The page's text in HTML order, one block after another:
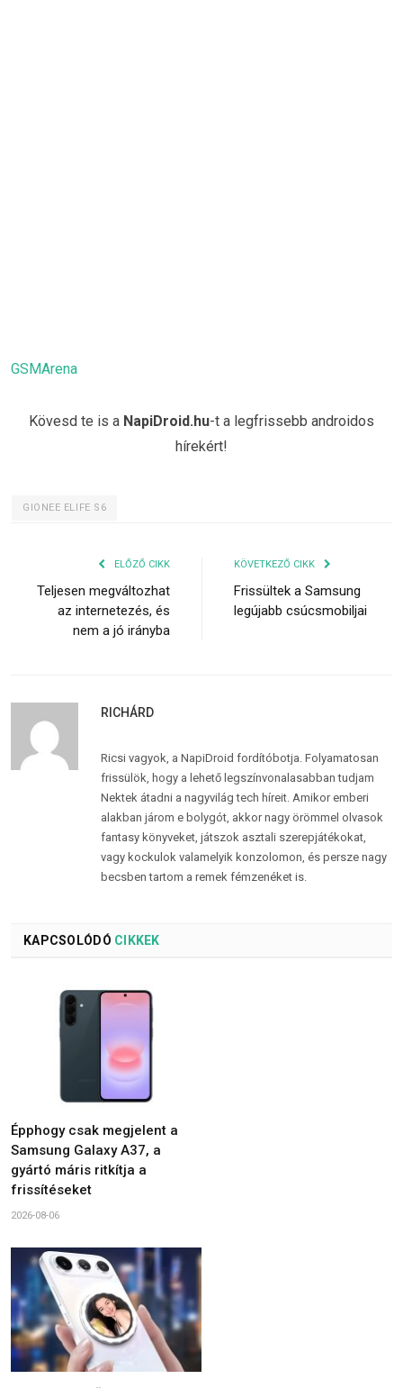
GSMArena
Kövesd te is a NapiDroid.hu-t a legfrissebb androidos
hírekért!
GIONEE ELIFE S6
ELŐZŐ CIKK
Teljesen megváltozhat
az internetezés, és
nem a jó irányba
KÖVETKEZŐ CIKK
Frissültek a Samsung
legújabb csúcsmobiljai
RICHÁRD
Ricsi vagyok, a NapiDroid fordítóbotja. Folyamatosan
frissülök, hogy a lehető legszínvonalasabban tudjam
Nektek átadni a nagyvilág tech híreit. Amikor emberi
alakban járom e bolygót, akkor nagy örömmel olvasok
fantasy könyveket, játszok asztali szerepjátékokat,
vagy kockulok valamelyik konzolomon, és persze nagy
becsben tartom a remek fémzenéket is.
KAPCSOLÓDÓ CIKKEK
Épphogy csak megjelent a
Samsung Galaxy A37, a
gyártó máris ritkítja a
frissítéseket
2026-08-06